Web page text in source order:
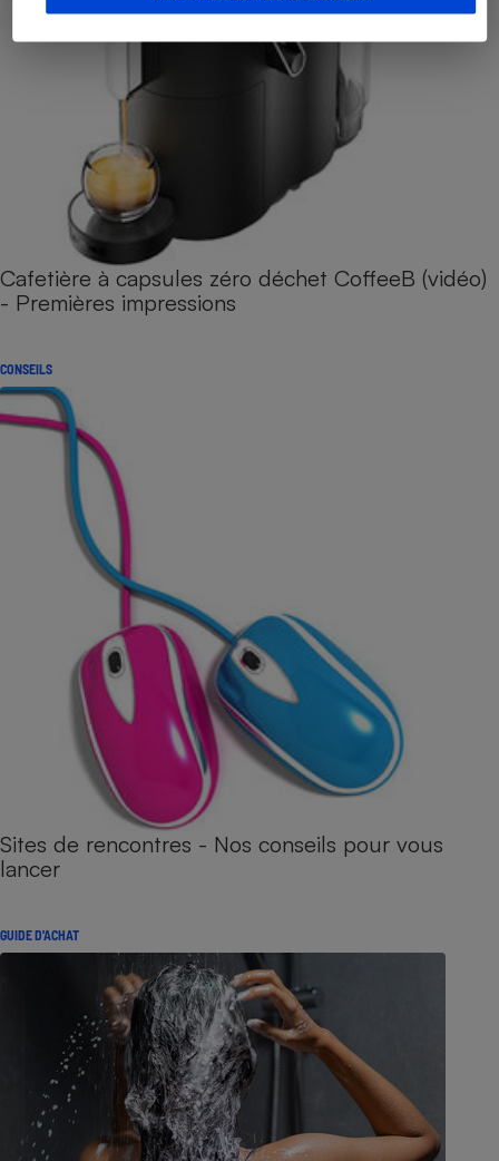
Cafetière à capsules zéro déchet CoffeeB (vidéo)
- Premières impressions
CONSEILS
Sites de rencontres - Nos conseils pour vous
lancer
GUIDE D'ACHAT